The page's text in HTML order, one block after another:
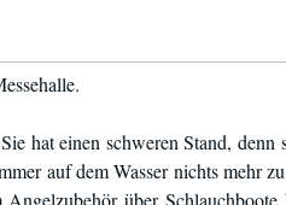
hat einen schweren Stand,
auf dem Wasser nichts mehr
über